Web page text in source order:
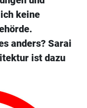
keine
anders? Sarai
ist dazu